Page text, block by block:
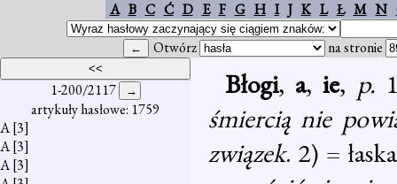
A B C Ć D E F G H I J K L Ł M N
Otwórz na stronie
1-200/2117
artykuły hasłowe: 1759
A[3]
A[3]
A[3]
Błogi, a,ie, p.
śmiercią nie
związek. 2) =